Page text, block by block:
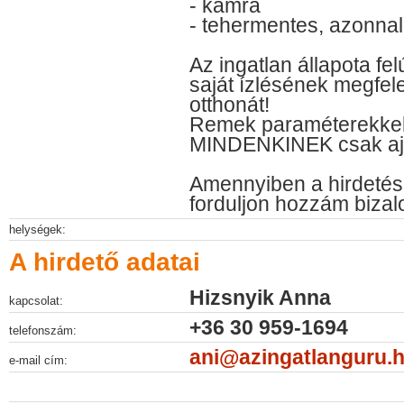
- kamra
- tehermentes,
Az ingatlan állapota
saját ízlésének
otthonát!
Remek
MINDENKINEK csak
Amennyiben a
forduljon hozzám
helységek:
A hirdető adatai
kapcsolat: Hizsnyik Anna
telefonszám: +36 30 959-1694
e-mail cím: